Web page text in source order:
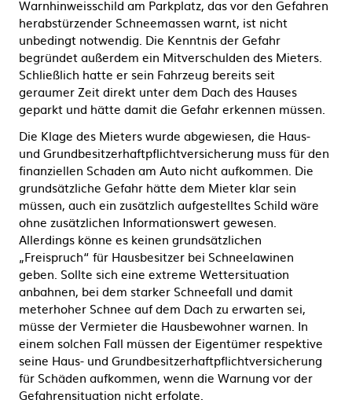
Warnhinweisschild am Parkplatz, das vor den Gefahren
herabstürzender Schneemassen warnt, ist nicht
unbedingt notwendig. Die Kenntnis der Gefahr
begründet außerdem ein Mitverschulden des Mieters.
Schließlich hatte er sein Fahrzeug bereits seit
geraumer Zeit direkt unter dem Dach des Hauses
geparkt und hätte damit die Gefahr erkennen müssen.
Die Klage des Mieters wurde abgewiesen, die Haus-
und Grundbesitzerhaftpflichtversicherung muss für den
finanziellen Schaden am Auto nicht aufkommen. Die
grundsätzliche Gefahr hätte dem Mieter klar sein
müssen, auch ein zusätzlich aufgestelltes Schild wäre
ohne zusätzlichen Informationswert gewesen.
Allerdings könne es keinen grundsätzlichen
„Freispruch“ für Hausbesitzer bei Schneelawinen
geben. Sollte sich eine extreme Wettersituation
anbahnen, bei dem starker Schneefall und damit
meterhoher Schnee auf dem Dach zu erwarten sei,
müsse der Vermieter die Hausbewohner warnen. In
einem solchen Fall müssen der Eigentümer respektive
seine Haus- und Grundbesitzerhaftpflichtversicherung
für Schäden aufkommen, wenn die Warnung vor der
Gefahrensituation nicht erfolgte.